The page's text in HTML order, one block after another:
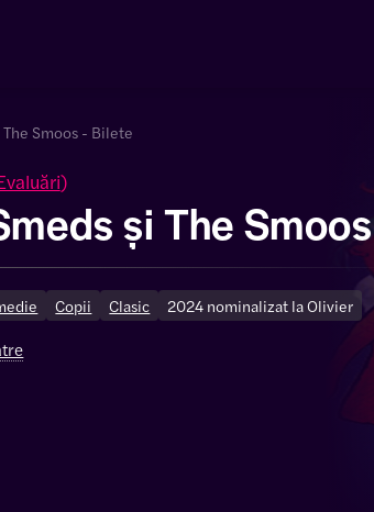
Smoos - Bilete
)
și The Smoos
Copii Clasic 2024 nominalizat la Olivier